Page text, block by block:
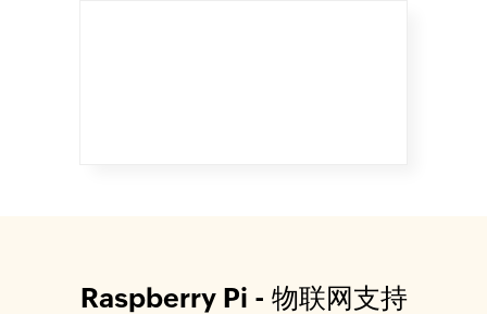
Raspberry Pi - 物联网支持